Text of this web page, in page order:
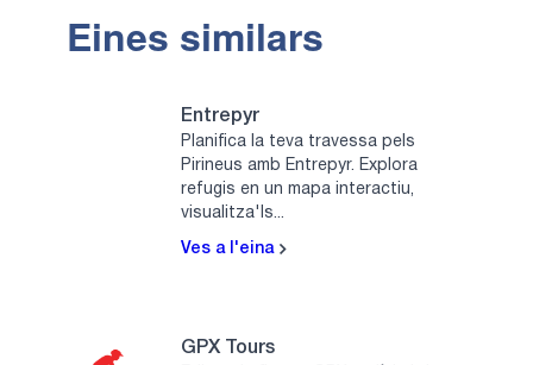
Eines similars
Entrepyr
Planifica la teva travessa pels
Pirineus amb Entrepyr. Explora
refugis en un mapa interactiu,
visualitza'ls...
Ves a l'eina
GPX Tours